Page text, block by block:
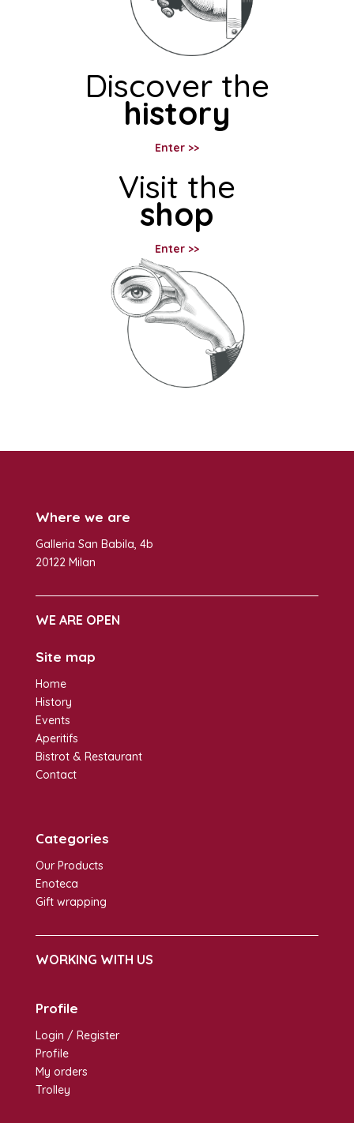
Discover the
history
Enter >>
Visit the
shop
Enter >>
Where we are
Galleria San Babila, 4b
20122 Milan
WE ARE OPEN
Site map
Home
History
Events
Aperitifs
Bistrot & Restaurant
Contact
Categories
Our Products
Enoteca
Gift wrapping
WORKING WITH US
Profile
Login / Register
Profile
My orders
Trolley